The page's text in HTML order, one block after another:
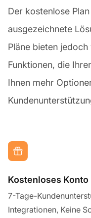
Der kostenlose
ausgezeichnete
Pläne bieten
Funktionen, die
Ihnen mehr
Kostenloses Konto
7-Tage-
Integrationen, Keine